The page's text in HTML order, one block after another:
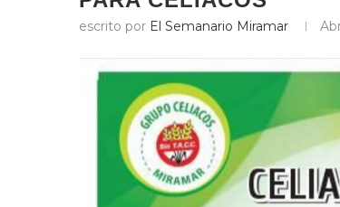
escrito por El Semanario Miramar